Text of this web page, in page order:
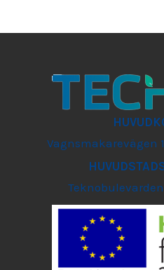
Vagnsmakarevägen